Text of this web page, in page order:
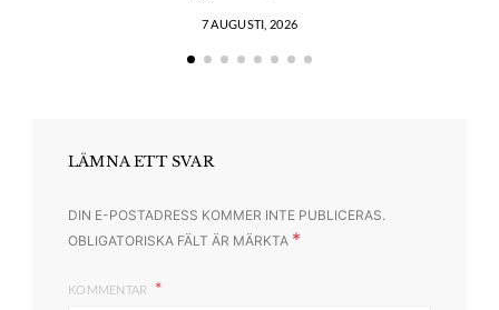
7 AUGUSTI, 2026
LÄMNA ETT SVAR
DIN E-POSTADRESS KOMMER INTE PUBLICERAS.
OBLIGATORISKA FÄLT ÄR MÄRKTA *
KOMMENTAR